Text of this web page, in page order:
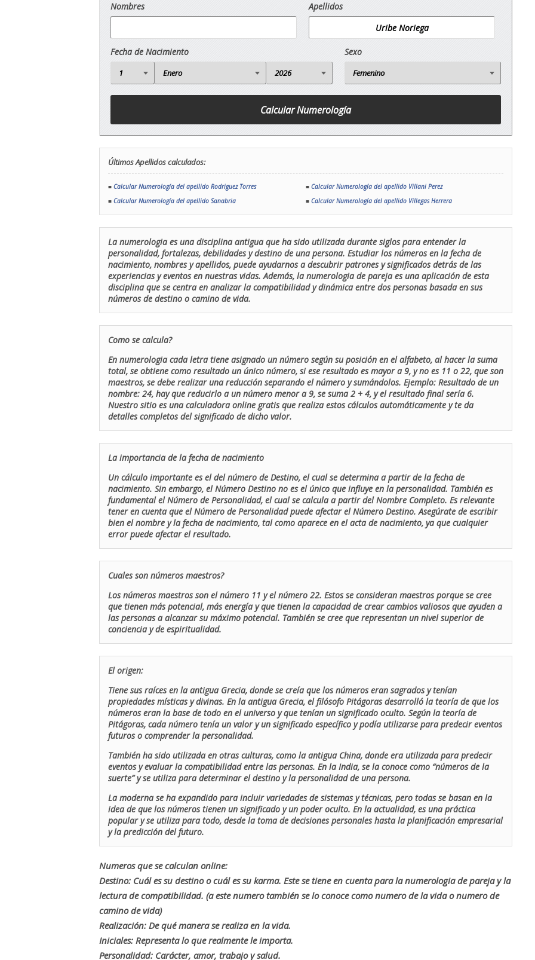
Nombres Apellidos
Fecha de Nacimiento Sexo
Últimos Apellidos calculados:
■ Calcular Numerología del apellido Rodriguez Torres ■ Calcular Numerología del apellido Villani Perez
■ Calcular Numerología del apellido Sanabria ■ Calcular Numerología del apellido Villegas Herrera
La numerologia es una disciplina antigua que ha sido utilizada durante siglos para entender la
personalidad, fortalezas, debilidades y destino de una persona. Estudiar los números en la fecha de
nacimiento, nombres y apellidos, puede ayudarnos a descubrir patrones y significados detrás de las
experiencias y eventos en nuestras vidas. Además, la numerologia de pareja es una aplicación de esta
disciplina que se centra en analizar la compatibilidad y dinámica entre dos personas basada en sus
números de destino o camino de vida.
Como se calcula?
En numerologia cada letra tiene asignado un número según su posición en el alfabeto, al hacer la suma
total, se obtiene como resultado un único número, si ese resultado es mayor a 9, y no es 11 o 22, que son
maestros, se debe realizar una reducción separando el número y sumándolos. Ejemplo: Resultado de un
nombre: 24, hay que reducirlo a un número menor a 9, se suma 2 + 4, y el resultado final sería 6.
Nuestro sitio es una calculadora online gratis que realiza estos cálculos automáticamente y te da
detalles completos del significado de dicho valor.
La importancia de la fecha de nacimiento
Un cálculo importante es el del número de Destino, el cual se determina a partir de la fecha de
nacimiento. Sin embargo, el Número Destino no es el único que influye en la personalidad. También es
fundamental el Número de Personalidad, el cual se calcula a partir del Nombre Completo. Es relevante
tener en cuenta que el Número de Personalidad puede afectar el Número Destino. Asegúrate de escribir
bien el nombre y la fecha de nacimiento, tal como aparece en el acta de nacimiento, ya que cualquier
error puede afectar el resultado.
Cuales son números maestros?
Los números maestros son el número 11 y el número 22. Estos se consideran maestros porque se cree
que tienen más potencial, más energía y que tienen la capacidad de crear cambios valiosos que ayuden a
las personas a alcanzar su máximo potencial. También se cree que representan un nivel superior de
conciencia y de espiritualidad.
El origen:
Tiene sus raíces en la antigua Grecia, donde se creía que los números eran sagrados y tenían
propiedades místicas y divinas. En la antigua Grecia, el filósofo Pitágoras desarrolló la teoría de que los
números eran la base de todo en el universo y que tenían un significado oculto. Según la teoría de
Pitágoras, cada número tenía un valor y un significado específico y podía utilizarse para predecir eventos
futuros o comprender la personalidad.
También ha sido utilizada en otras culturas, como la antigua China, donde era utilizada para predecir
eventos y evaluar la compatibilidad entre las personas. En la India, se la conoce como “números de la
suerte” y se utiliza para determinar el destino y la personalidad de una persona.
La moderna se ha expandido para incluir variedades de sistemas y técnicas, pero todas se basan en la
idea de que los números tienen un significado y un poder oculto. En la actualidad, es una práctica
popular y se utiliza para todo, desde la toma de decisiones personales hasta la planificación empresarial
y la predicción del futuro.
Numeros que se calculan online:
Destino: Cuál es su destino o cuál es su karma. Este se tiene en cuenta para la numerologia de pareja y la
lectura de compatibilidad. (a este numero también se lo conoce como numero de la vida o numero de
camino de vida)
Realización: De qué manera se realiza en la vida.
Iniciales: Representa lo que realmente le importa.
Personalidad: Carácter, amor, trabajo y salud.